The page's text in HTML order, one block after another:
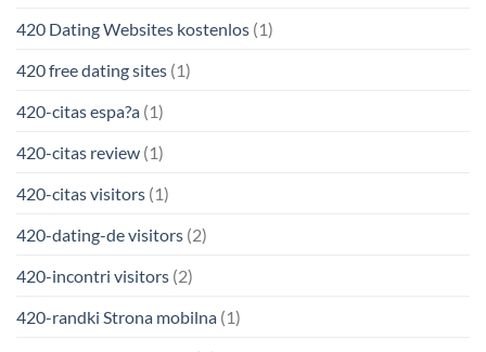
420 Dating Websites kostenlos (1)
420 free dating sites (1)
420-citas espa?a (1)
420-citas review (1)
420-citas visitors (1)
420-dating-de visitors (2)
420-incontri visitors (2)
420-randki Strona mobilna (1)